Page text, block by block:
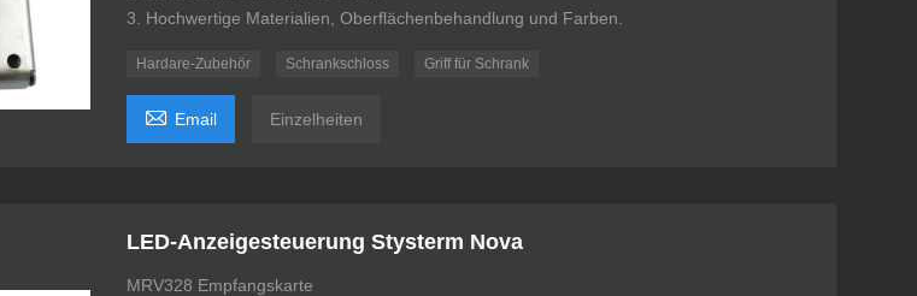
3. Hochwertige Materialien, Oberflächenbehandlung und Farben.
Hardare-Zubehör Schrankschloss Griff für Schrank
 Email Einzelheiten
LED-Anzeigesteuerung Stysterm Nova
MRV328 Empfangskarte